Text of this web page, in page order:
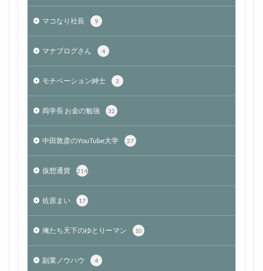
マコなり社長 9
マナブログさん 4
モチベーション紳士 3
両学長 お金の勉強 32
中田敦彦のYouTube大学 27
仮想通貨 214
佐原まい 17
俺たち天下のゆとりーマン 10
副業ノウハウ 4